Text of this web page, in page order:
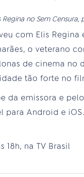
no Sem Censura,
com Elis Regina
o veterano
de cinema no
tão forte no
da emissora e
Android e
18h, na TV Brasil